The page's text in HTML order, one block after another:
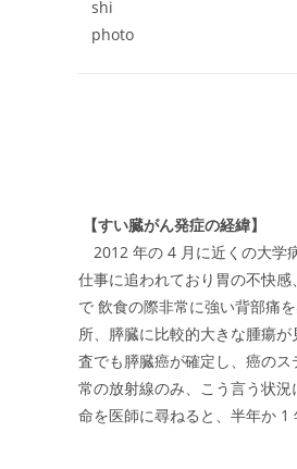
【すい臓がん発症の経緯】
2012 年の 4 月に近くの大学
仕事に追われており胃の不快
で 飲食の際非常に強い背部痛
所、膵臓に比較的大きな腫瘍
査でも膵臓癌が確定し、癌の
常の放射線のみ、こう言う状
命を医師に尋ねると、半年か 1